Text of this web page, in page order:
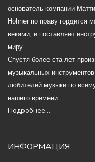
основатель компании
Hohner по праву гордится
веками, и поставляет
миру.
Спустя более ста лет
музыкальных
любителей музыки по
нашего времени.
Подробнее...
ИНФОРМАЦИЯ